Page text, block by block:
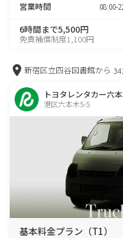
営業時間 08:00-
6時間まで5,500円
免責補償制度1,100円
新宿区立四谷図書館から
トヨタレンタカー六
港区六本木5-5
基本料金プラン（T1）